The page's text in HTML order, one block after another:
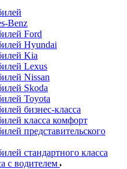
Benz
Ford
Hyundai
Kia
Lexus
Nissan
Skoda
Toyota
бизнес-класса
класса комфорт
представительского
стандартного класса
с водителем